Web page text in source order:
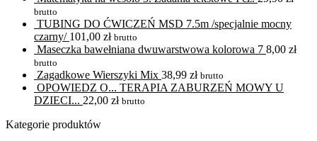
brutto
TUBING DO ĆWICZEŃ MSD 7.5m /specjalnie mocny
czarny/ 101,00 zł brutto
Maseczka bawełniana dwuwarstwowa kolorowa 7 8,00 zł
brutto
Zagadkowe Wierszyki Mix 38,99 zł brutto
OPOWIEDZ O... TERAPIA ZABURZEŃ MOWY U
DZIECI... 22,00 zł brutto
Kategorie produktów